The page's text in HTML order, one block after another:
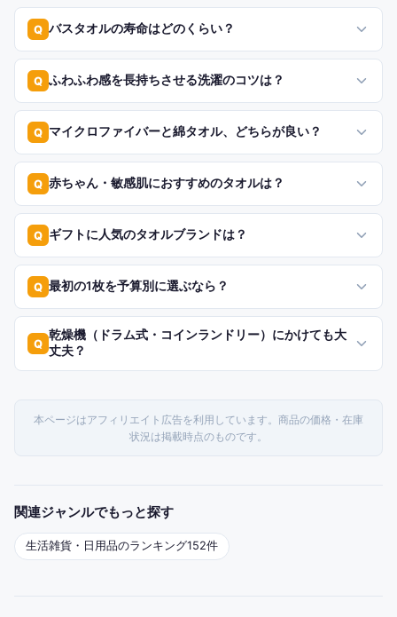
Q バスタオルの寿命はどのくらい？
Q ふわふわ感を長持ちさせる洗濯のコツは？
Q マイクロファイバーと綿タオル、どちらが良い？
Q 赤ちゃん・敏感肌におすすめのタオルは？
Q ギフトに人気のタオルブランドは？
Q 最初の1枚を予算別に選ぶなら？
Q
乾燥機（ドラム式・コインランドリー）にかけても大
丈夫？
本ページはアフィリエイト広告を利用しています。商品の価格・在庫
状況は掲載時点のものです。
関連ジャンルでもっと探す
生活雑貨・日用品のランキング152件